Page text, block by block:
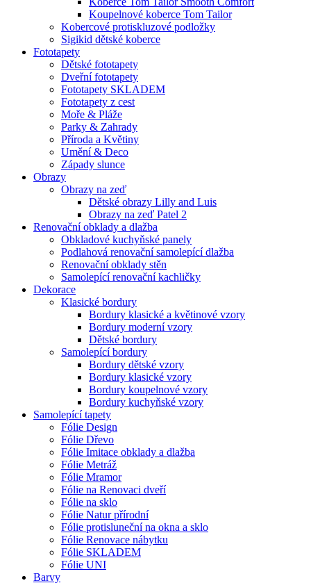
Koupelnové koberce Tom Tailor
Kobercové protiskluzové podložky
Sigikid dětské koberce
Fototapety
Dětské fototapety
Dveřní fototapety
Fototapety SKLADEM
Fototapety z cest
Moře & Pláže
Parky & Zahrady
Příroda a Květiny
Umění & Deco
Západy slunce
Obrazy
Obrazy na zeď
Dětské obrazy Lilly and Luis
Obrazy na zeď Patel 2
Renovační obklady a dlažba
Obkladové kuchyňské panely
Podlahová renovační samolepící dlažba
Renovační obklady stěn
Samolepící renovační kachličky
Dekorace
Klasické bordury
Bordury klasické a květinové vzory
Bordury moderní vzory
Dětské bordury
Samolepící bordury
Bordury dětské vzory
Bordury klasické vzory
Bordury koupelnové vzory
Bordury kuchyňské vzory
Samolepící tapety
Fólie Design
Fólie Dřevo
Fólie Imitace obklady a dlažba
Fólie Metráž
Fólie Mramor
Fólie na Renovaci dveří
Fólie na sklo
Fólie Natur přírodní
Fólie protisluneční na okna a sklo
Fólie Renovace nábytku
Fólie SKLADEM
Fólie UNI
Barvy